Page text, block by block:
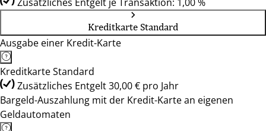
Kreditkarte Standard
Ausgabe einer Kredit-Karte
Kreditkarte Standard
Zusätzliches Entgelt 30,00 € pro Jahr
Bargeld-Auszahlung mit der Kredit-Karte an eigenen
Geldautomaten